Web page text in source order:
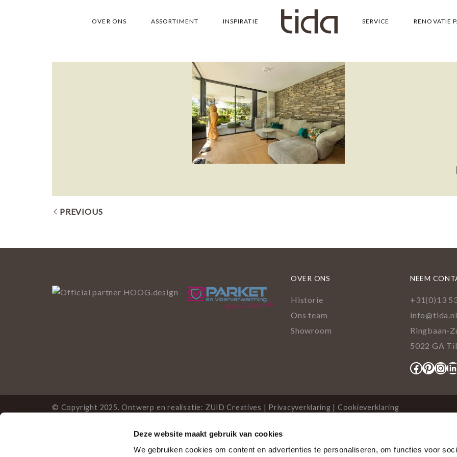
Deze website maakt gebruik van cookies
We gebruiken cookies om content en advertenties te personaliseren, om functies voor
OVER ONS ASSORTIMENT INSPIRATIE SERVICE RENOVATIE
PREVIOUS
OVER ONS
Historie
Ons team
Showroom
NEEM
+31(0)13
info@tida.nl
Ringbaan-
5022 GA
© Copyright 2025. Ontwerp en realisatie: ZUID Creatives | Privacyverklaring | Cookieverklaring
Deze website gebruikt cookies